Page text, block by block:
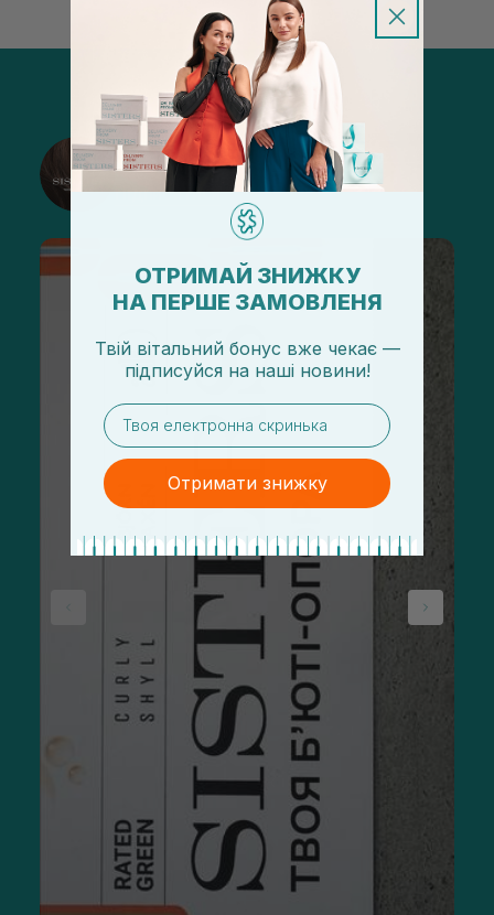
@sisters_stelmakh в Instagram
Підписатися
ОТРИМАЙ ЗНИЖКУ
НА ПЕРШЕ ЗАМОВЛЕНЯ
Твій вітальний бонус вже чекає —
підписуйся на наші новини!
email
Отримати знижку